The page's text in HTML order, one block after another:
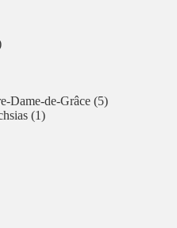
Dame-de-Grâce (5)
(1)